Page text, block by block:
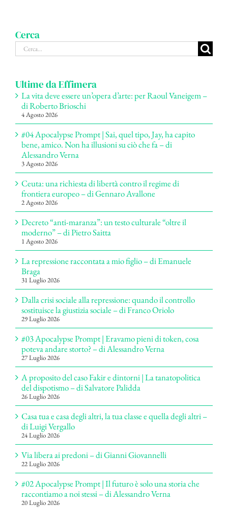
Cerca
Cerca
per:
Ultime da Effimera
La vita deve essere un’opera d’arte: per Raoul Vaneigem –
di Roberto Brioschi
4 Agosto 2026
#04 Apocalypse Prompt | Sai, quel tipo, Jay, ha capito
bene, amico. Non ha illusioni su ciò che fa – di
Alessandro Verna
3 Agosto 2026
Ceuta: una richiesta di libertà contro il regime di
frontiera europeo – di Gennaro Avallone
2 Agosto 2026
Decreto “anti-maranza”: un testo culturale “oltre il
moderno” – di Pietro Saitta
1 Agosto 2026
La repressione raccontata a mio figlio – di Emanuele
Braga
31 Luglio 2026
Dalla crisi sociale alla repressione: quando il controllo
sostituisce la giustizia sociale – di Franco Oriolo
29 Luglio 2026
#03 Apocalypse Prompt | Eravamo pieni di token, cosa
poteva andare storto? – di Alessandro Verna
27 Luglio 2026
A proposito del caso Fakir e dintorni | La tanatopolitica
del dispotismo – di Salvatore Palidda
26 Luglio 2026
Casa tua e casa degli altri, la tua classe e quella degli altri –
di Luigi Vergallo
24 Luglio 2026
Via libera ai predoni – di Gianni Giovannelli
22 Luglio 2026
#02 Apocalypse Prompt | Il futuro è solo una storia che
raccontiamo a noi stessi – di Alessandro Verna
20 Luglio 2026